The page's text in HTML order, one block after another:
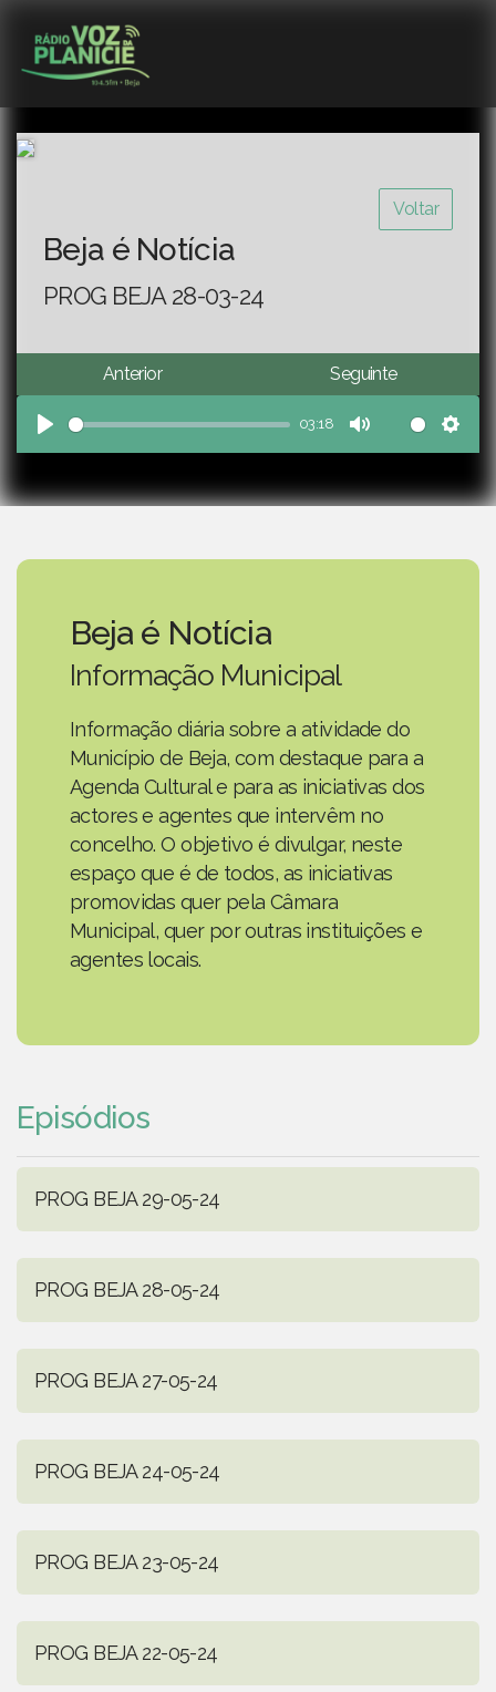
Voltar
Beja é Notícia
PROG BEJA 28-03-24
Anterior Seguinte
Play
03:18
Mute
Beja é Notícia
Informação Municipal
Informação diária sobre a atividade do
Município de Beja, com destaque para a
Agenda Cultural e para as iniciativas dos
actores e agentes que intervêm no
concelho. O objetivo é divulgar, neste
espaço que é de todos, as iniciativas
promovidas quer pela Câmara
Municipal, quer por outras instituições e
agentes locais.
Episódios
PROG BEJA 29-05-24
PROG BEJA 28-05-24
PROG BEJA 27-05-24
PROG BEJA 24-05-24
PROG BEJA 23-05-24
PROG BEJA 22-05-24